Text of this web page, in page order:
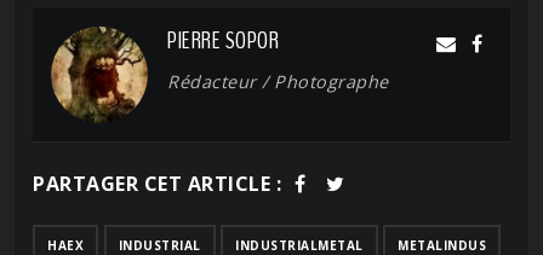
PIERRE SOPOR
Rédacteur / Photographe
PARTAGER CET ARTICLE :
HAEX INDUSTRIAL INDUSTRIALMETAL METALINDUS